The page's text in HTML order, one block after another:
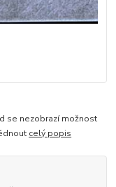
se nezobrazí možnost
celý popis